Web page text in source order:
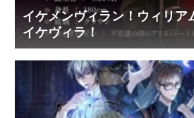
イケメンヴィラン！ウィリア
イケヴィラ！